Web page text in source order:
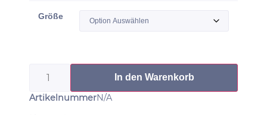
Größe
In den Warenkorb
ArtikelnummerN/A